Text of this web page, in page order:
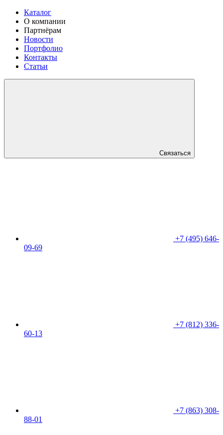
Каталог
О компании
Партнёрам
Новости
Портфолио
Контакты
Статьи
Связаться
+7 (495) 646-
09-69
+7 (812) 336-
60-13
+7 (863) 308-
88-01